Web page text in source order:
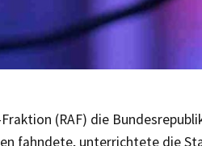
(RAF) die
fahndete, unterrichtete die